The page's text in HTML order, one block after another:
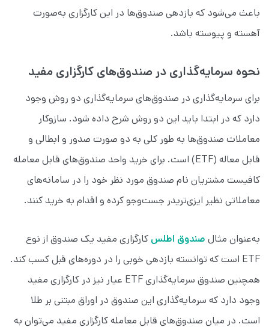
باعث می‌شود که بازدهی صندوق‌ها در این کارگزاری به‌صورت
آهسته و پیوسته باشد.
نحوه سرمایه‌گذاری در صندوق‌های کارگزاری مفید
برای سرمایه‌گذاری در صندوق‌های سرمایه‌گذاری دو روش وجود
دارد که در ابتدا باید این دو روش شرح داده شود. سازوکار
معاملات صندوق‌ها به طور کلی به دو صورت صدور و ابطالی و
قابل معاله (ETF) است. برای خرید واحد صندوق‌های قابل معامله
کافیست مشتریان نام صندوق مورد نظر خود را در سامانه‌های
معاملاتی نظیر ایزی‌تریدر جست‌وجو کرده و اقدام به خرید کنند.
به‌عنوان مثال صندوق اطلس کارگزاری مفید یک صندوق از نوع
ETF است که توانسته بازدهی خوبی را در دوره‌های قبل کسب کند.
همچنین صندوق سرمایه‌گذاری ETF عیار نیز در کارگزاری مفید
وجود دارد که سرمایه‌گذاری این صندوق در اوراق مبتنی بر طلا
است. در میان صندوق‌های قابل معامله کارگزاری مفید می‌توان به